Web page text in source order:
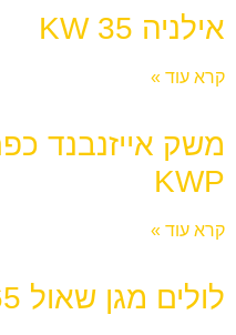
אילניה KW 35
קרא עוד »
KWP
קרא עוד »
לולים מגן שאול 165 KWP